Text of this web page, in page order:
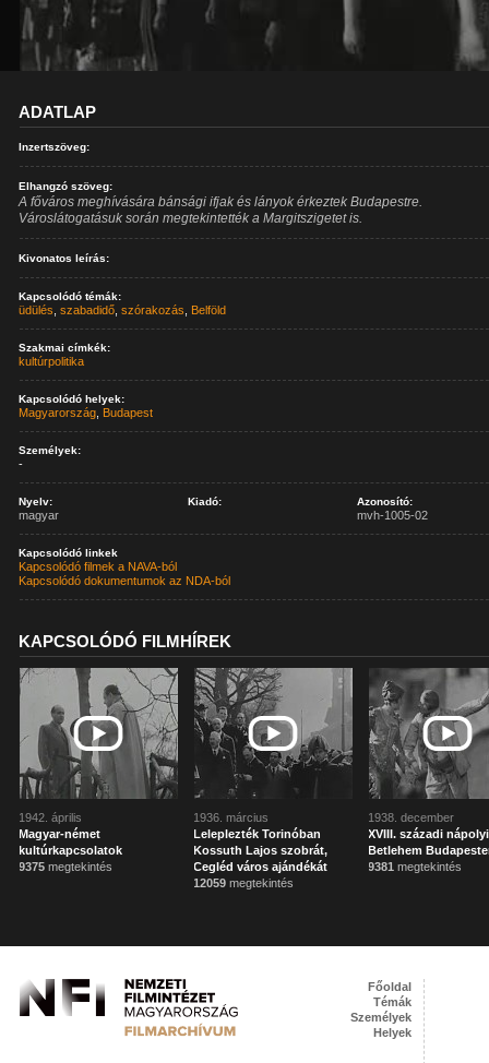
ADATLAP
Inzertszöveg:
Elhangzó szöveg:
A főváros meghívására bánsági ifjak és lányok érkeztek Budapestre.
Városlátogatásuk során megtekintették a Margitszigetet is.
Kivonatos leírás:
Kapcsolódó témák:
üdülés ,szabadidő ,szórakozás Belföld
Szakmai címkék:
kultúrpolitika
Kapcsolódó helyek:
Magyarország Budapest
Személyek:
-
Nyelv:
magyar
Kiadó: Azonosító:
mvh-1005-02
Kapcsolódó linkek
Kapcsolódó filmek a NAVA-ból
Kapcsolódó dokumentumok az NDA-ból
KAPCSOLÓDÓ FILMHÍREK
1942. április
Magyar-német
kultúrkapcsolatok
9375 megtekintés
1936. március
Leleplezték Torinóban
Kossuth Lajos szobrát,
Cegléd város ajándékát
12059 megtekintés
1938. december
XVIII. századi nápolyi
Betlehem
9381 megtekintés
Főoldal
Témák
Személyek
Helyek